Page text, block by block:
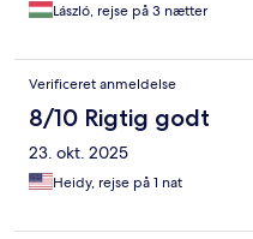
László, rejse på 3 nætter
Verificeret anmeldelse
8/10 Rigtig godt
23. okt. 2025
Heidy, rejse på 1 nat